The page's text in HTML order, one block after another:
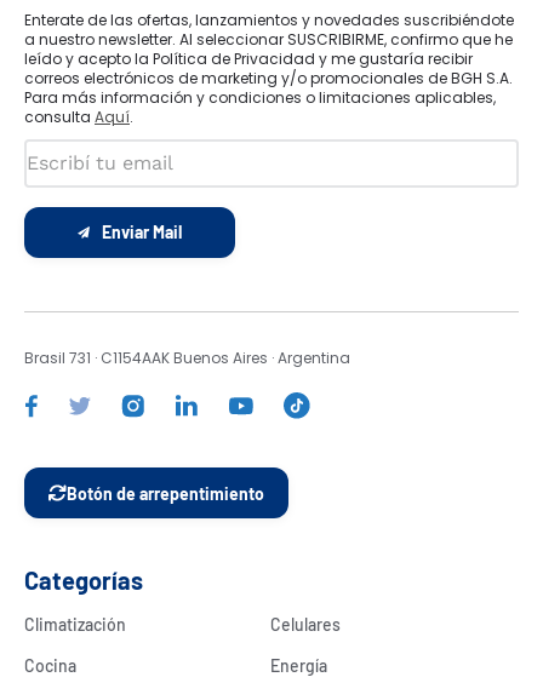
Enterate de las ofertas, lanzamientos y novedades suscribiéndote
a nuestro newsletter. Al seleccionar SUSCRIBIRME, confirmo que he
leído y acepto la Política de Privacidad y me gustaría recibir
correos electrónicos de marketing y/o promocionales de BGH S.A.
Para más información y condiciones o limitaciones aplicables,
consulta Aquí.
Enviar Mail
Brasil 731 · C1154AAK Buenos Aires · Argentina
Botón de arrepentimiento
Categorías
Climatización
Cocina
Celulares
Energía